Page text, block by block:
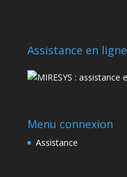
Assistance en ligne
Menu connexion
Assistance